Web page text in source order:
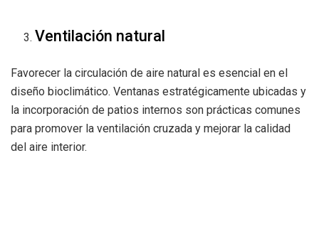
Ventilación natural
Favorecer la circulación de aire natural es esencial en el
diseño bioclimático. Ventanas estratégicamente ubicadas y
la incorporación de patios internos son prácticas comunes
para promover la ventilación cruzada y mejorar la calidad
del aire interior.